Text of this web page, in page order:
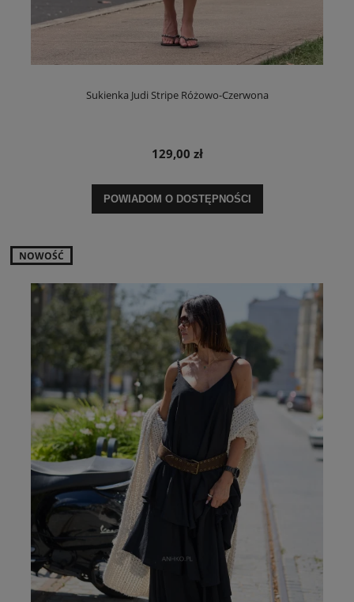
Sukienka Judi Stripe Różowo-Czerwona
129,00 zł
POWIADOM O DOSTĘPNOŚCI
NOWOŚĆ